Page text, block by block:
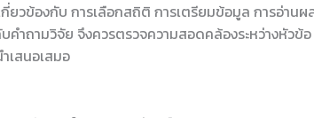
ยวข้องกับ การเลือกสถิติ การเตรียมข้อมูล การอ่านผ
คำถามวิจัย จึงควรตรวจความสอดคล้องระหว่างหัวข้อ
เสนอเสมอ